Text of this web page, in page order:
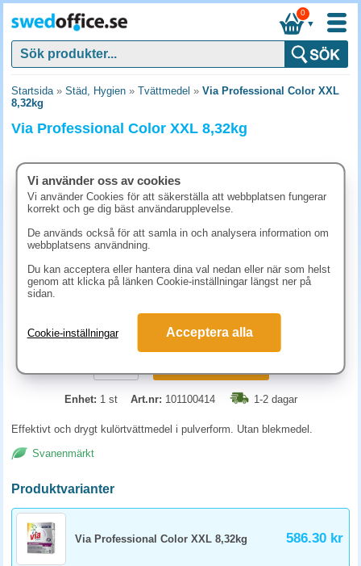
▼
0
Startsida» Städ, Hygien » Tvättmedel » Via Professional Color XXL
8,32kg
Via Professional Color XXL 8,32kg
586.30 kr (inkl. moms)
Enhet: 1 st Art.nr: 101100414 1-2 dagar
Effektivt och drygt kulörtvättmedel i pulverform. Utan blekmedel.
Svanenmärkt
Produktvarianter
Via Professional Color XXL 8,32kg 586.30 kr
Vi använder oss av cookies
Vi använder Cookies för att säkerställa att webbplatsen fungerar
korrekt och ge dig bäst användarupplevelse.
De används också för att samla in och analysera information om
webbplatsens användning.
Du kan acceptera eller hantera dina val nedan eller när som helst
genom att klicka på länken Cookie-inställningar längst ner på
sidan.
Cookie-inställningar Acceptera alla